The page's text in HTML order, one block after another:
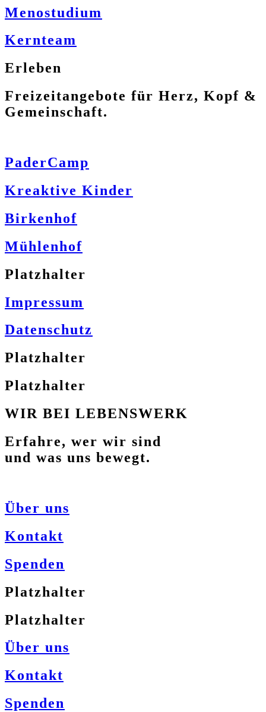
Menostudium
Kernteam
Erleben
Freizeitangebote für Herz, Kopf &
Gemeinschaft.
PaderCamp
Kreaktive Kinder
Birkenhof
Mühlenhof
Platzhalter
Impressum
Datenschutz
Platzhalter
Platzhalter
WIR BEI LEBENSWERK
Erfahre, wer wir sind
und was uns bewegt.
Über uns
Kontakt
Spenden
Platzhalter
Platzhalter
Über uns
Kontakt
Spenden